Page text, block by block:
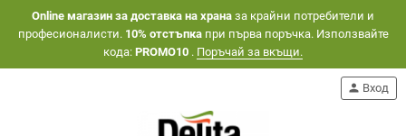
Оnline магазин за доставка на храна за крайни потребители и
професионалисти. 10% отстъпкапри първа поръчка. Използвайте
кода: PROMO10 . Поръчай за вкъщи.
person Вход